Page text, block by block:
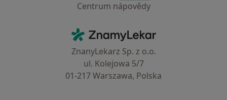
Centrum nápovědy
ZnamyLekar - Hlavní stránka
ZnanyLekarz Sp. z o.o.
ul. Kolejowa 5/7
01-217 Warszawa, Polska